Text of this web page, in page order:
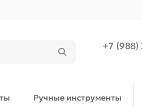
+7 (988)
Ручные инструменты